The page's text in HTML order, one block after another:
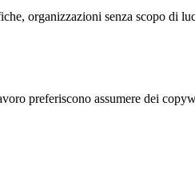
organizzazioni senza scopo di
preferiscono assumere dei